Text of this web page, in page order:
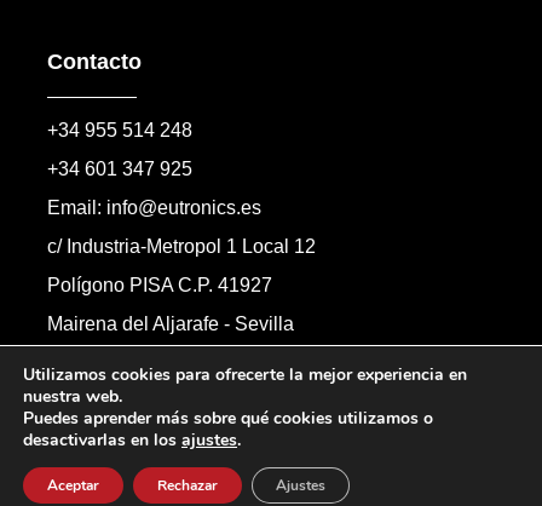
Contacto
+34 955 514 248
+34 601 347 925
Email: info@eutronics.es
c/ Industria-Metropol 1 Local 12
Polígono PISA C.P. 41927
Mairena del Aljarafe - Sevilla
Formulario de contacto
Todos los derechos reservados.
Utilizamos cookies para ofrecerte la mejor experiencia en
nuestra web.
Puedes aprender más sobre qué cookies utilizamos o
desactivarlas en los ajustes.
Aceptar Rechazar Ajustes